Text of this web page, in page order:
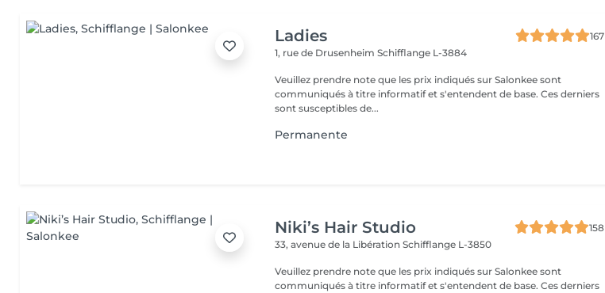
Ladies
167
1, rue de DrusenheimSchifflange L-3884
Veuillez prendre note que les prix indiqués sur Salonkee sont
communiqués à titre informatif et s'entendent de base. Ces derniers
sont susceptibles de...
Permanente
Niki’s Hair Studio
158
33, avenue de la LibérationSchifflange L-3850
Veuillez prendre note que les prix indiqués sur Salonkee sont
communiqués à titre informatif et s'entendent de base. Ces derniers